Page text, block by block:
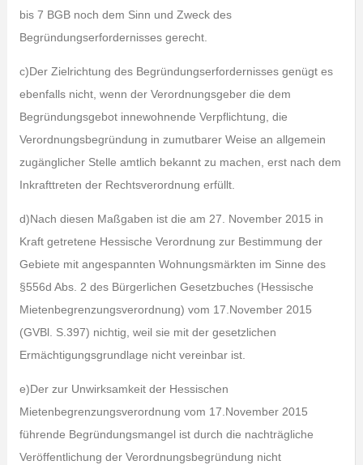
bis 7 BGB noch dem Sinn und Zweck des
Begründungserfordernisses gerecht.
c)Der Zielrichtung des Begründungserfordernisses genügt es
ebenfalls nicht, wenn der Verordnungsgeber die dem
Begründungsgebot innewohnende Verpflichtung, die
Verordnungsbegründung in zumutbarer Weise an allgemein
zugänglicher Stelle amtlich bekannt zu machen, erst nach dem
Inkrafttreten der Rechtsverordnung erfüllt.
d)Nach diesen Maßgaben ist die am 27. November 2015 in
Kraft getretene Hessische Verordnung zur Bestimmung der
Gebiete mit angespannten Wohnungsmärkten im Sinne des
§556d Abs. 2 des Bürgerlichen Gesetzbuches (Hessische
Mietenbegrenzungsverordnung) vom 17.November 2015
(GVBl. S.397) nichtig, weil sie mit der gesetzlichen
Ermächtigungsgrundlage nicht vereinbar ist.
e)Der zur Unwirksamkeit der Hessischen
Mietenbegrenzungsverordnung vom 17.November 2015
führende Begründungsmangel ist durch die nachträgliche
Veröffentlichung der Verordnungsbegründung nicht